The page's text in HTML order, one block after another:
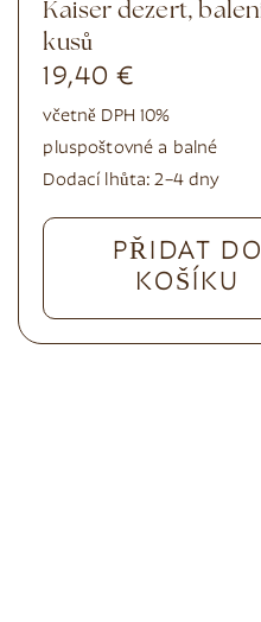
Kaiser dezert, balení 3
kusů
19,40€
včetně DPH 10%
pluspoštovné a balné
Dodací lhůta:2–4 dny
PŘIDAT DO
KOŠÍKU